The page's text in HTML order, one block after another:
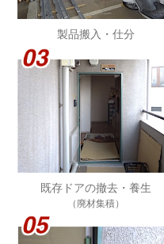
製品搬⼊・仕分
既存ドアの撤去・養生
（廃材集積）